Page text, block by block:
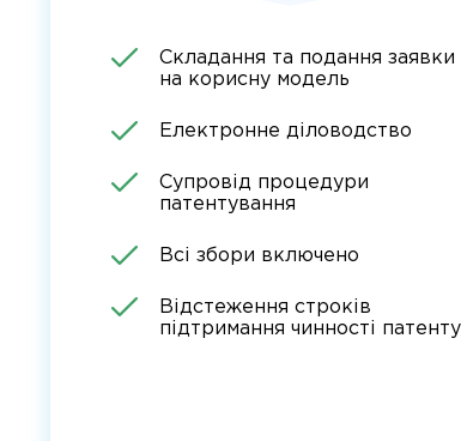
Складання та подання заявки
на корисну модель
Електронне діловодство
Супровід процедури
патентування
Всі збори включено
Відстеження строків
підтримання чинності патенту